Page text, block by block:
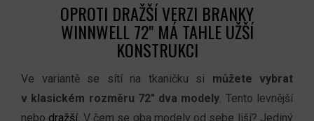
OPROTI DRAŽŠÍ VERZI BRANKY
WINNWELL 72" MÁ TAHLE UŽŠÍ
KONSTRUKCI
Ve variantě se sítí na tkaničku si můžete vybrat
v klasickém rozměru 72" dva modely. Tento levnější
nebo dražší. V čem se oba modely od sebe liší? Jediný